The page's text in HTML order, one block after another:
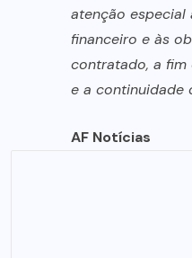
atenção
financeiro e às
contratado, a fim
e a continuidade
AF Notícias